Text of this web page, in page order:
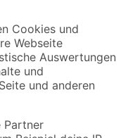
mehr verpassen!